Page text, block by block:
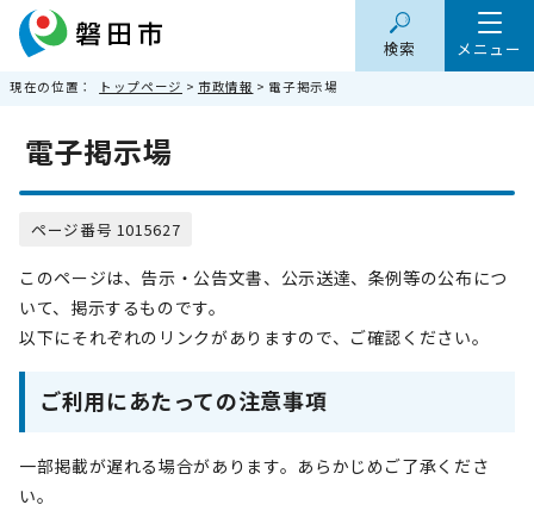
メニュー
検索
現在の位置： トップページ > 市政情報 > 電子掲示場
電子掲示場
ページ番号 1015627
このページは、告示・公告文書、公示送達、条例等の公布につ
いて、掲示するものです。
以下にそれぞれのリンクがありますので、ご確認ください。
ご利用にあたっての注意事項
一部掲載が遅れる場合があります。あらかじめご了承くださ
い。